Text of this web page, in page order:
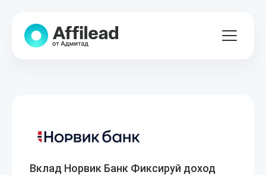
Вклад Норвик Банк Фиксируй доход